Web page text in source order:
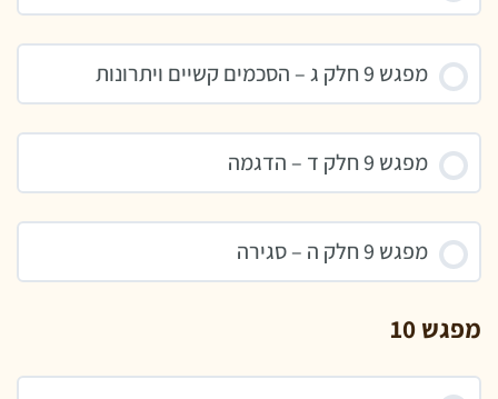
מפגש 9 חלק ג – הסכמים קשיים ויתרונות
מפגש 9 חלק ד – הדגמה
מפגש 9 חלק ה – סגירה
מפגש 10